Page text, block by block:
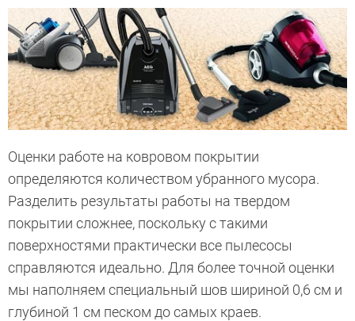
Оценки работе на ковровом покрытии
определяются количеством убранного мусора.
Разделить результаты работы на твердом
покрытии сложнее, поскольку с такими
поверхностями практически все пылесосы
справляются идеально. Для более точной оценки
мы наполняем специальный шов шириной 0,6 см и
глубиной 1 см песком до самых краев.